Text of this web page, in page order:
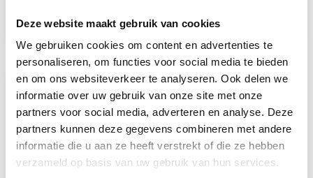
Deze website maakt gebruik van cookies
We gebruiken cookies om content en advertenties te
personaliseren, om functies voor social media te bieden
en om ons websiteverkeer te analyseren. Ook delen we
informatie over uw gebruik van onze site met onze
partners voor social media, adverteren en analyse. Deze
partners kunnen deze gegevens combineren met andere
informatie die u aan ze heeft verstrekt of die ze hebben
verzameld op basis van uw gebruik van hun services.